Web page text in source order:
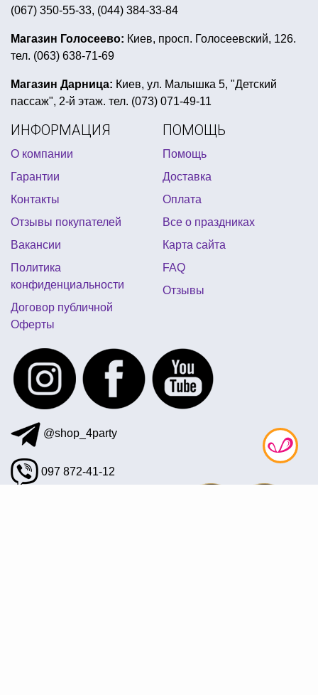
одноразовые бумажные тарелки
день рождение в стили микки мауса
вечеринка стиляги оформление
открытки в день святого валентина
купить пиратскую шляпу в киеве
фотобутафория киев купить
воздушные шары для девичника
искусственный снег в баллоне купить
атрибутика для дня рождения взрослых
аксессуары для мексиканской вечеринки
бохо аксессуары
хлопушки для детей
кубинская вечеринка
все для вечеринки в стиле тиффани
кружки прикольные
(067) 350-55-33, (044) 384-33-84
Магазин Голосеево: Киев, просп. Голосеевский, 126.
тел. (063) 638-71-69
Магазин Дарница: Киев, ул. Малышка 5, "Детский
пассаж", 2-й этаж. тел. (073) 071-49-11
ИНФОРМАЦИЯ
О компании
Гарантии
Контакты
Отзывы покупателей
Вакансии
Политика
конфиденциальности
Договор публичной
Оферты
ПОМОЩЬ
Помощь
Доставка
Оплата
Все о праздниках
Карта сайта
FAQ
Отзывы
@shop_4party
097 872-41-12